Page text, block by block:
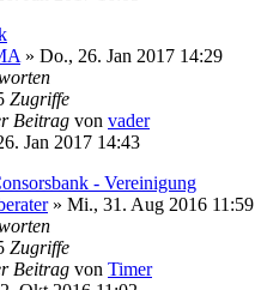
» Do., 26. Jan 2017 14:29
Zugriffe
Beitrag von vader
Jan 2017 14:43
- Vereinigung
» Mi., 31. Aug 2016 11:59
Zugriffe
Beitrag von Timer